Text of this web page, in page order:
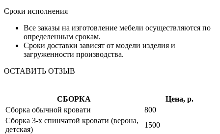
Сроки исполнения
Все заказы на изготовление мебели осуществляются по
определенным срокам.
Сроки доставки зависят от модели изделия и
загруженности производства.
ОСТАВИТЬ ОТЗЫВ
СБОРКА
Цена, р.
Сборка обычной кровати
800
Сборка 3-х спинчатой кровати (верона,
детская)
1500